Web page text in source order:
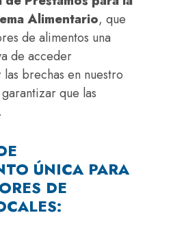
Alimentario, que
de alimentos una
de acceder
brechas en nuestro
que las
ÚNICA PARA
DE